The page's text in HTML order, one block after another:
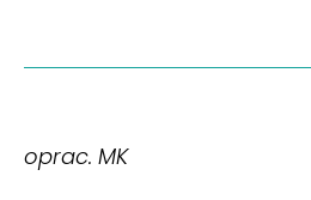
oprac. MK